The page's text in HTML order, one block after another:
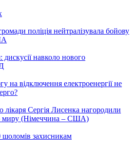
поліція нейтралізувала бойову
навколо нового
на відключення електроенергії не
лікаря Сергія Лисенка нагородили
миру (Німеччина – США)
шоломів захисникам